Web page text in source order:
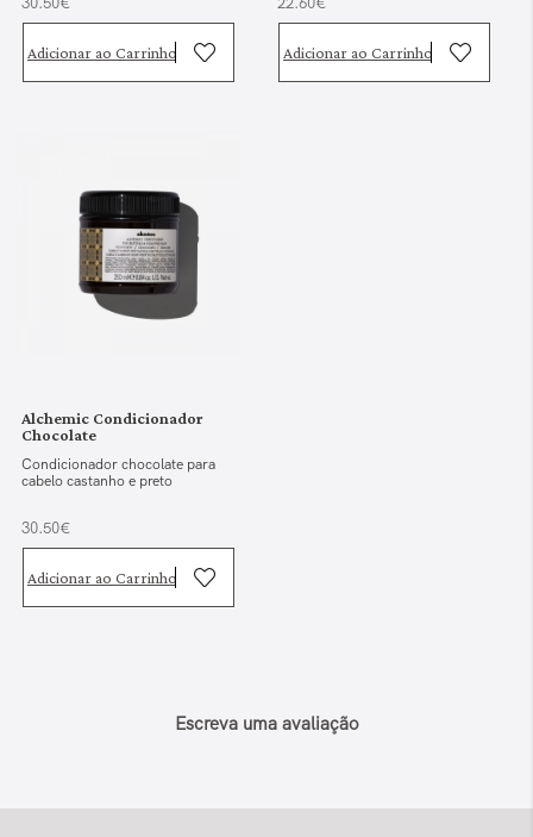
Adicionar ao Carrinho Adicionar ao Carrinho
Alchemic Condicionador
Chocolate
Condicionador chocolate para
cabelo castanho e preto
30.50€
Adicionar ao Carrinho
Escreva uma avaliação